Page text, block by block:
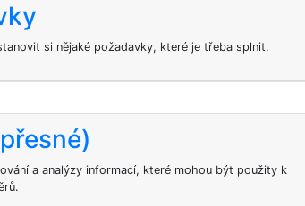
si nějaké požadavky, které je třeba splnit.
a analýzy informací, které mohou být použity k